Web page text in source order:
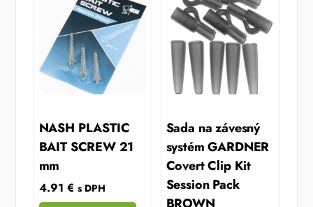
NASH PLASTIC
BAIT SCREW 21
mm
4.91 € s DPH
Sada na závesný
systém GARDNER
Covert Clip Kit
Session Pack
BROWN